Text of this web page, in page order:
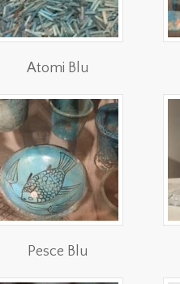
Atomi Blu
Pesce Blu